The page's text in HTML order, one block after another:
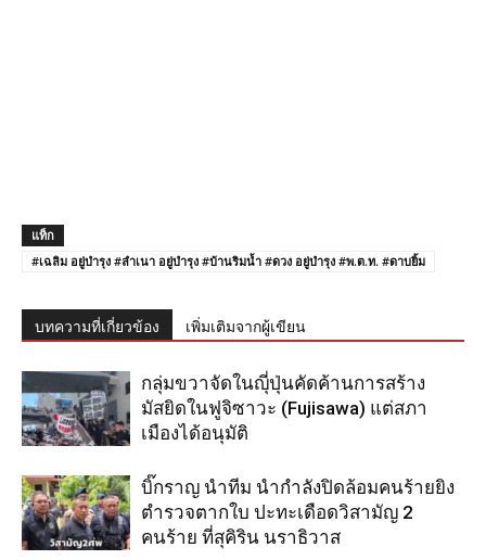
แท็ก
#เฉลิม อยู่บำรุง #ลำเนา อยู่บำรุง #บ้านริมน้ำ #ดวง อยู่บำรุง #พ.ต.ท. #ดาบยิ้ม
บทความที่เกี่ยวข้อง เพิ่มเติมจากผู้เขียน
กลุ่มขวาจัดในญุี่ปุ่นคัดค้านการสร้าง
มัสยิดในฟูจิซาวะ (Fujisawa) แต่สภา
เมืองได้อนุมัติ
บิ๊กราญ นำทีม นำกำลังปิดล้อมคนร้ายยิง
ตำรวจตากใบ ปะทะเดือดวิสามัญ 2
คนร้าย ที่สุคิริน นราธิวาส